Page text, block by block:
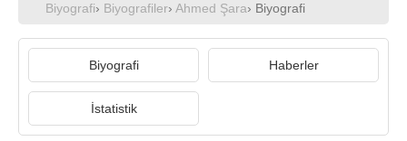
Biyografi› Biyografiler› Ahmed Şara› Biyografi
Biyografi Haberler
İstatistik